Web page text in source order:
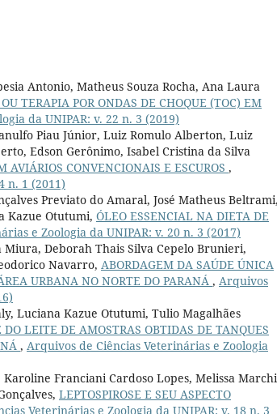
Antonio, Matheus Souza Rocha, Ana Laura
TERAPIA POR ONDAS DE CHOQUE (TOC) EM
da UNIPAR: v. 22 n. 3 (2019)
Piau Júnior, Luiz Romulo Alberton, Luiz
Edson Gerônimo, Isabel Cristina da Silva
AVIÁRIOS CONVENCIONAIS E ESCUROS ,
n. 1 (2011)
Previato do Amaral, José Matheus Beltrami,
Kazue Otutumi, ÓLEO ESSENCIAL NA DIETA DE
e Zoologia da UNIPAR: v. 20 n. 3 (2017)
Deborah Thais Silva Cepelo Brunieri,
Navarro, ABORDAGEM DA SAÚDE ÚNICA
URBANA NO NORTE DO PARANÁ , Arquivos
Luciana Kazue Otutumi, Tulio Magalhães
LEITE DE AMOSTRAS OBTIDAS DE TANQUES
, Arquivos de Ciências Veterinárias e Zoologia
Franciani Cardoso Lopes, Melissa Marchi
LEPTOSPIROSE E SEU ASPECTO
Veterinárias e Zoologia da UNIPAR: v. 18 n. 3